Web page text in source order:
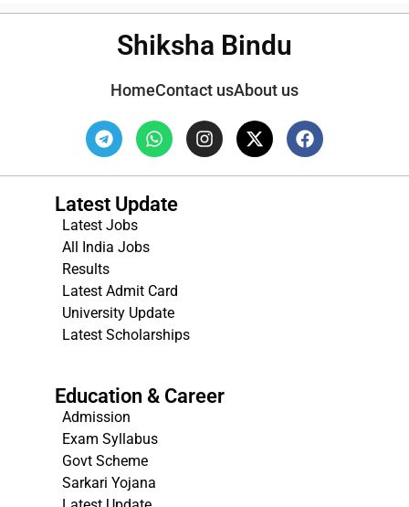
Shiksha Bindu
HomeContact usAbout us
Latest Update
Latest Jobs
All India Jobs
Results
Latest Admit Card
University Update
Latest Scholarships
Education & Career
Admission
Exam Syllabus
Govt Scheme
Sarkari Yojana